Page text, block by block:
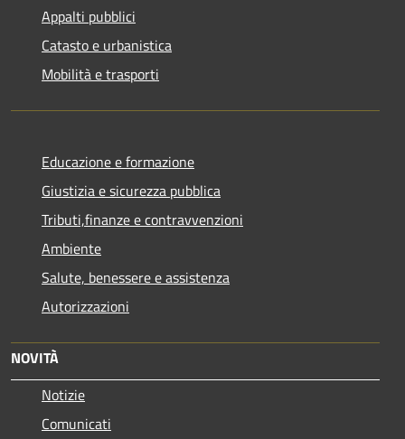
Appalti pubblici
Catasto e urbanistica
Mobilità e trasporti
Educazione e formazione
Giustizia e sicurezza pubblica
Tributi,finanze e contravvenzioni
Ambiente
Salute, benessere e assistenza
Autorizzazioni
NOVITÀ
Notizie
Comunicati